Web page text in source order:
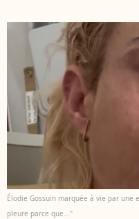
Élodie Gossuin marquée à vie par
pleure parce que..."